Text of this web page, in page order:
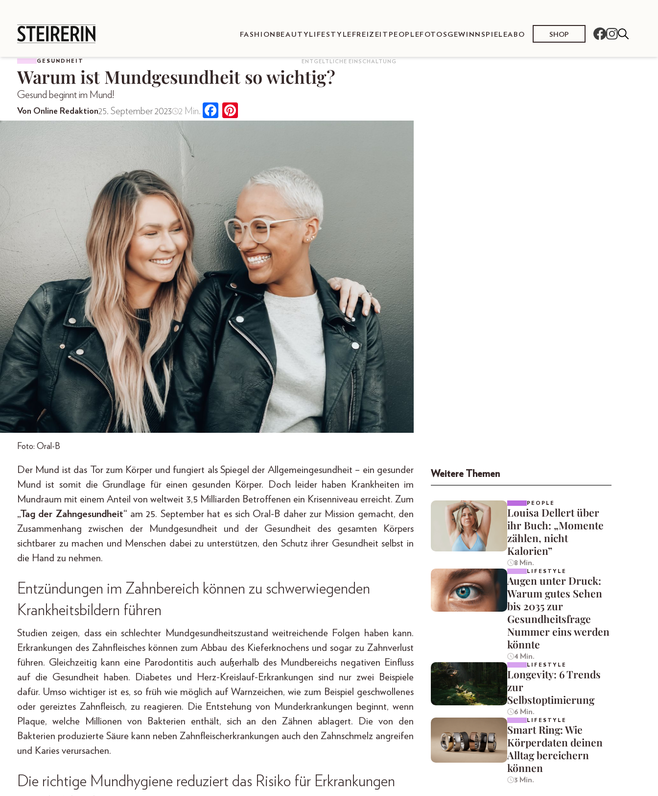
FASHION BEAUTY LIFESTYLE FREIZEIT PEOPLE FOTOS GEWINNSPIELEABO SHOP
GESUNDHEIT ENTGELTLICHE EINSCHALTUNG
Warum ist Mundgesundheit so wichtig?
Gesund beginnt im Mund!
Von Online Redaktion25. September 2023 2 Min.
Foto: Oral-B
Der Mund ist das Tor zum Körper und fungiert als Spiegel der Allgemeingesundheit – ein gesunder
Mund ist somit die Grundlage für einen gesunden Körper. Doch leider haben Krankheiten im
Mundraum mit einem Anteil von weltweit 3,5 Milliarden Betroffenen ein Krisenniveau erreicht. Zum
„Tag der Zahngesundheit“ am 25. September hat es sich Oral-B daher zur Mission gemacht, den
Zusammenhang zwischen der Mundgesundheit und der Gesundheit des gesamten Körpers
sichtbarer zu machen und Menschen dabei zu unterstützen, den Schutz ihrer Gesundheit selbst in
die Hand zu nehmen.
Entzündungen im Zahnbereich können zu schwerwiegenden
Krankheitsbildern führen
Studien zeigen, dass ein schlechter Mundgesundheitszustand weitreichende Folgen haben kann.
Erkrankungen des Zahnfleisches können zum Abbau des Kieferknochens und sogar zu Zahnverlust
führen. Gleichzeitig kann eine Parodontitis auch außerhalb des Mundbereichs negativen Einfluss
auf die Gesundheit haben. Diabetes und Herz-Kreislauf-Erkrankungen sind nur zwei Beispiele
dafür. Umso wichtiger ist es, so früh wie möglich auf Warnzeichen, wie zum Beispiel geschwollenes
oder gereiztes Zahnfleisch, zu reagieren. Die Entstehung von Munderkrankungen beginnt, wenn
Plaque, welche Millionen von Bakterien enthält, sich an den Zähnen ablagert. Die von den
Bakterien produzierte Säure kann neben Zahnfleischerkrankungen auch den Zahnschmelz angreifen
und Karies verursachen.
Die richtige Mundhygiene reduziert das Risiko für Erkrankungen
Weitere Themen
PEOPLE
Louisa Dellert über
ihr Buch: „Momente
zählen, nicht
Kalorien”
8 Min.
LIFESTYLE
Augen unter Druck:
Warum gutes Sehen
bis 2035 zur
Gesundheitsfrage
Nummer eins werden
könnte
4 Min.
LIFESTYLE
Longevity: 6 Trends
zur
Selbstoptimierung
6 Min.
LIFESTYLE
Smart Ring: Wie
Körperdaten deinen
Alltag bereichern
können
3 Min.